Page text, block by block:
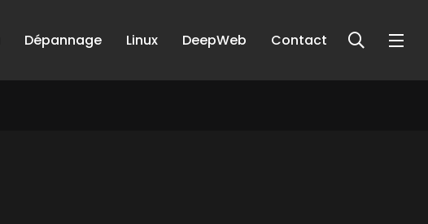
Dépannage Linux DeepWeb Contact